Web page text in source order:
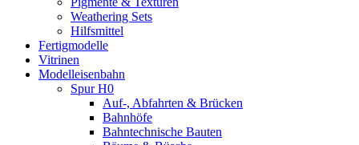
Weathering Sets
Hilfsmittel
Fertigmodelle
Vitrinen
Modelleisenbahn
Spur H0
Auf-, Abfahrten & Brücken
Bahnhöfe
Bahntechnische Bauten